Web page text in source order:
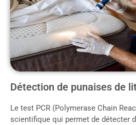
Détection de punaises de
Le test PCR (Polymerase Chain
scientifique qui permet de détecter